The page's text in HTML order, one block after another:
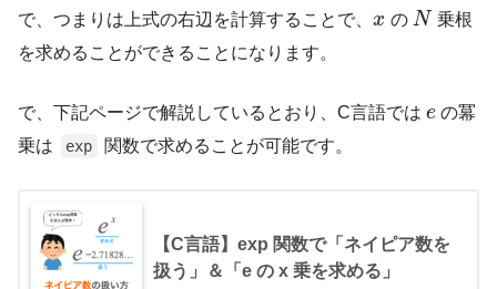
で、つまりは上式の右辺を計算することで、 x の N 乗根
を求めることができることになります。
で、下記ページで解説しているとおり、C言語では e の冪
乗は
exp 関数で求めることが可能です。
【C言語】exp 関数で「ネイピア数を
扱う」＆「e の x 乗を求める」